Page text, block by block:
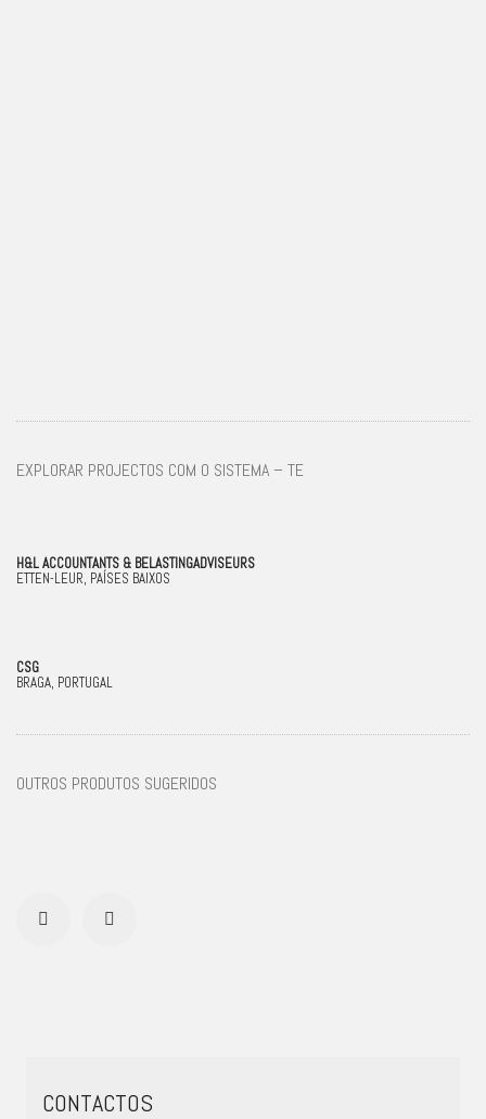
EXPLORAR PROJECTOS COM O SISTEMA – TE
H&L ACCOUNTANTS & BELASTINGADVISEURS
ETTEN-LEUR, PAÍSES BAIXOS
CSG
BRAGA, PORTUGAL
OUTROS PRODUTOS SUGERIDOS
CONTACTOS